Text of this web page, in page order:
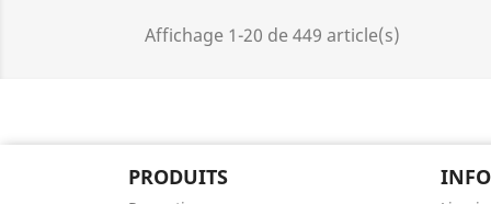
Affichage 1-20 de 449 article(s)
PRODUITS